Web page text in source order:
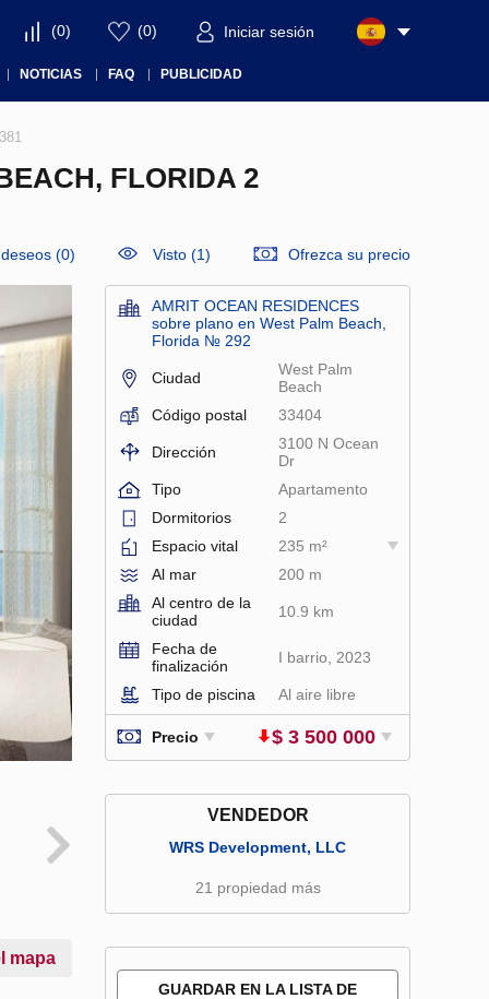
(0) (0) Iniciar sesión
NOTICIAS FAQ PUBLICIDAD
FLORIDA 2
(0) Visto (1) Ofrezca su precio
mapa
AMRIT OCEAN RESIDENCES
sobre plano en West Palm Beach,
Florida № 292
Ciudad
West Palm
Beach
Código postal
33404
Dirección
3100 N Ocean
Dr
Tipo
Apartamento
Dormitorios
2
Espacio vital
235 m²
Al mar
200 m
Al centro de la
ciudad
10.9 km
Fecha de
finalización
I barrio, 2023
Tipo de piscina Al aire libre
Precio $ 3 500 000
VENDEDOR
WRS Development, LLC
21 propiedad más
GUARDAR EN LA LISTA DE